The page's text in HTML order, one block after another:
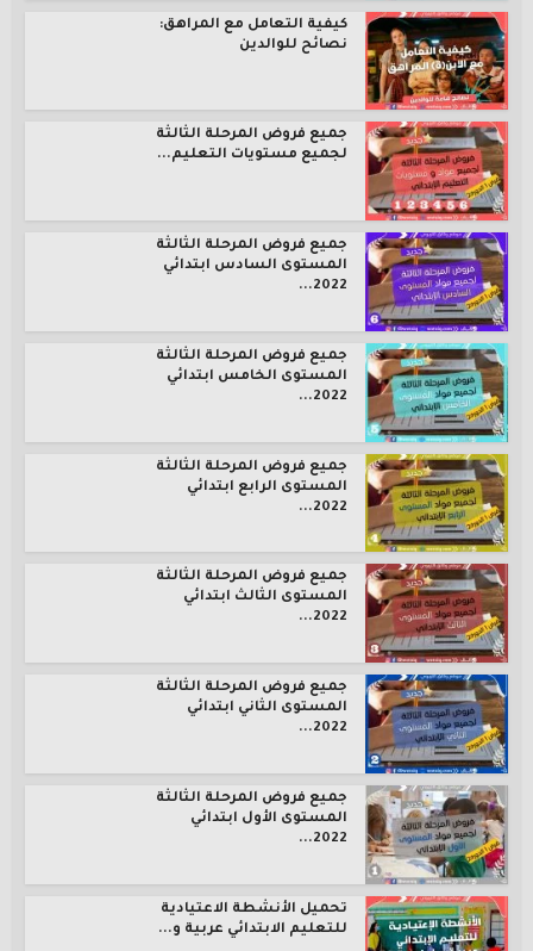
كيفية التعامل مع المراهق:
نصائح للوالدين
جميع فروض المرحلة الثالثة
لجميع مستويات التعليم...
جميع فروض المرحلة الثالثة
المستوى السادس ابتدائي
2022...
جميع فروض المرحلة الثالثة
المستوى الخامس ابتدائي
2022...
جميع فروض المرحلة الثالثة
المستوى الرابع ابتدائي
2022...
جميع فروض المرحلة الثالثة
المستوى الثالث ابتدائي
2022...
جميع فروض المرحلة الثالثة
المستوى الثاني ابتدائي
2022...
جميع فروض المرحلة الثالثة
المستوى الأول ابتدائي
2022...
تحميل الأنشطة الاعتيادية
للتعليم الابتدائي عربية و...